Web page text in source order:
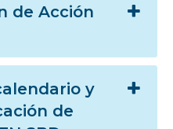
de Acción
y
de